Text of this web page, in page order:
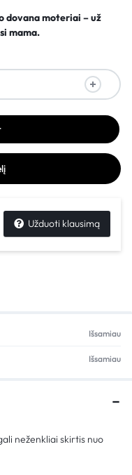
dovana moteriai – už
mama.
Užduoti klausimą
Išsamiau
Išsamiau
neženkliai skirtis nuo